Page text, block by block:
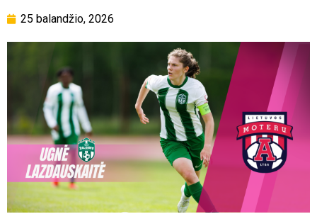
25 balandžio, 2026